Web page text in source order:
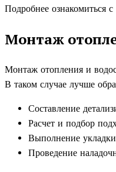
Подробнее ознакомиться
Монтаж
Монтаж отопления и
В таком случае лучше
Составление
Расчет и подбор
Выполнение
Проведение